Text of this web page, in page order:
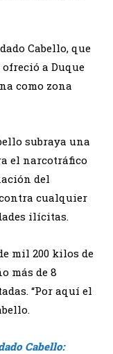
Cabello, que
a Duque
como zona
subraya una
el narcotráfico
del
cualquier
ilícitas.
mil 200 kilos de
más de 8
“Por aquí el
Cabello: